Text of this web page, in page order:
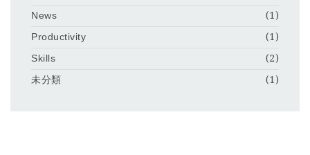
News
(1)
Productivity
(1)
Skills
(2)
未分類
(1)